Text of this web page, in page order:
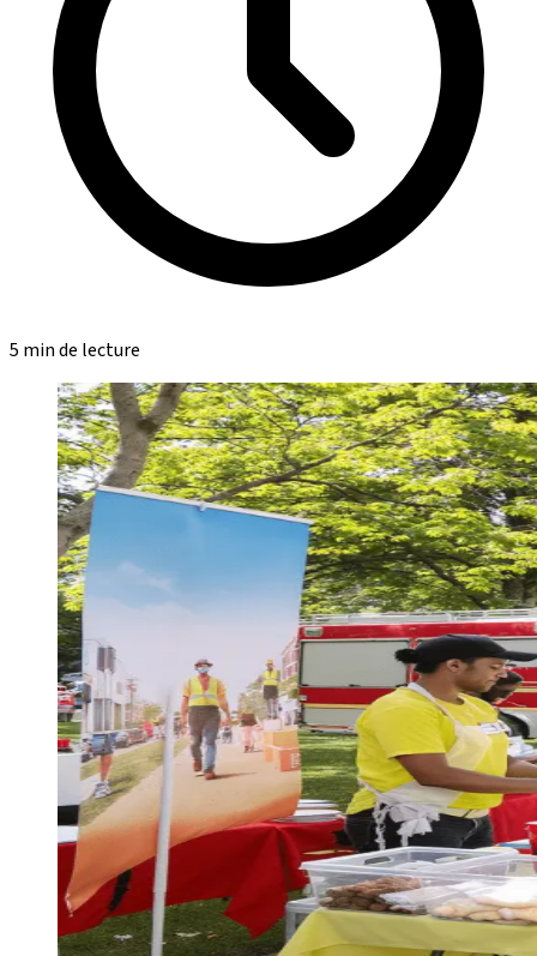
5 min de lecture